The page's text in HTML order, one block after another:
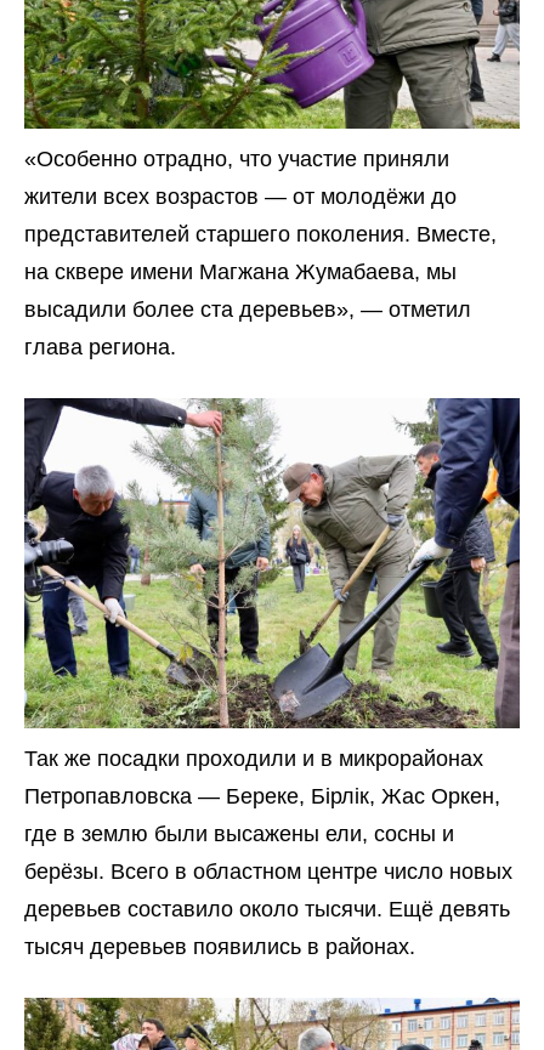
«Особенно отрадно, что участие приняли
жители всех возрастов — от молодёжи до
представителей старшего поколения. Вместе,
на сквере имени Магжана Жумабаева, мы
высадили более ста деревьев», — отметил
глава региона.
Так же посадки проходили и в микрорайонах
Петропавловска — Береке, Бірлік, Жас Оркен,
где в землю были высажены ели, сосны и
берёзы. Всего в областном центре число новых
деревьев составило около тысячи. Ещё девять
тысяч деревьев появились в районах.